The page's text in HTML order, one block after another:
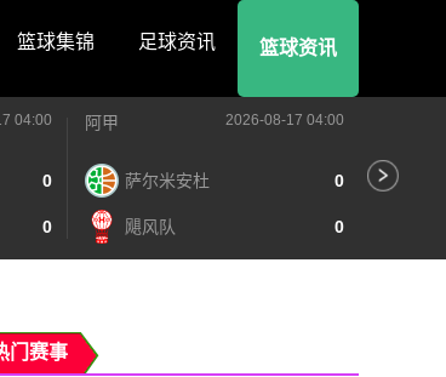
篮球集锦 足球资讯 篮球资讯
04:00
0
0
阿甲 2026-08-17 04:00
萨尔米安杜 0
飓风队 0
门赛事